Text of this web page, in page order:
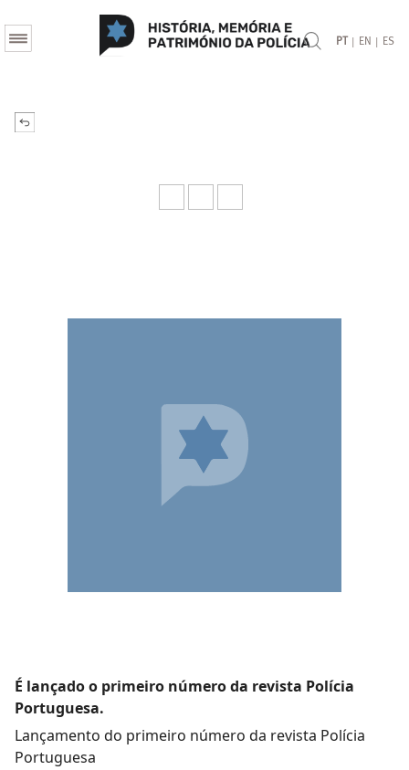
PT | EN | ES
É lançado o primeiro número da revista Polícia
Portuguesa.
Lançamento do primeiro número da revista Polícia
Portuguesa